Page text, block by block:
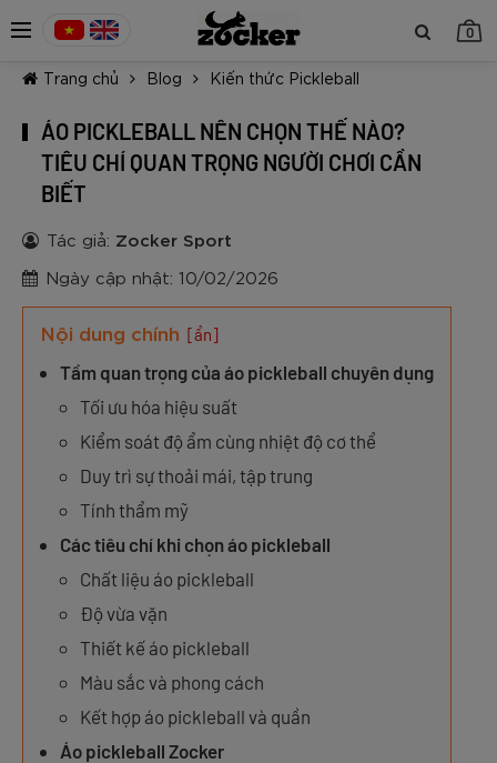
0
TIẾP TỤC MUA HÀNG
Trang chủ Blog Kiến thức Pickleball
ÁO PICKLEBALL NÊN CHỌN THẾ NÀO?
TIÊU CHÍ QUAN TRỌNG NGƯỜI CHƠI CẦN
BIẾT
Tác giả: Zocker Sport
Ngày cập nhật: 10/02/2026
Nội dung chính [ẩn]
Tầm quan trọng của áo pickleball chuyên dụng
Tối ưu hóa hiệu suất
Kiểm soát độ ẩm cùng nhiệt độ cơ thể
Duy trì sự thoải mái, tập trung
Tính thẩm mỹ
Các tiêu chí khi chọn áo pickleball
Chất liệu áo pickleball
Độ vừa vặn
Thiết kế áo pickleball
Màu sắc và phong cách
Kết hợp áo pickleball và quần
Áo pickleball Zocker